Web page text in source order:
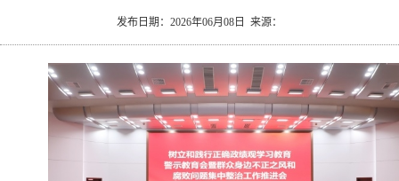
化
就
理
发布日期：2026年06月08日 来源：